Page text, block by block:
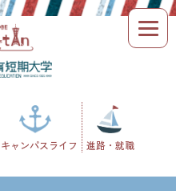
キャンパスライフ 進路・就職